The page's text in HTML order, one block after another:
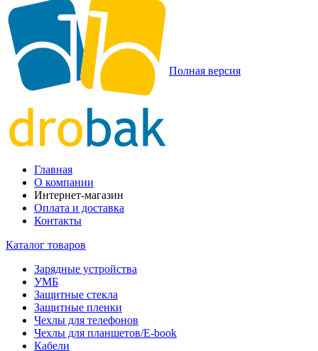
Полная версия
Главная
О компании
Интернет-магазин
Оплата и доставка
Контакты
Каталог товаров
Зарядные устройства
УМБ
Защитные стекла
Защитные пленки
Чехлы для телефонов
Чехлы для планшетов/E-book
Кабели